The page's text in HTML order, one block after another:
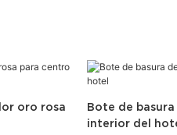
oro rosa
Bote de
interior del